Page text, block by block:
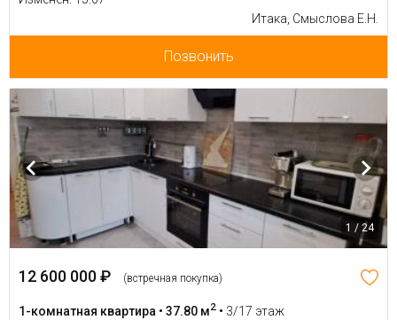
Итака, Смыслова Е.Н.
Позвонить
1 / 24
12 600 000 ₽ (встречная покупка)
1-комнатная квартира • 37.80 м2 • 3/17 этаж